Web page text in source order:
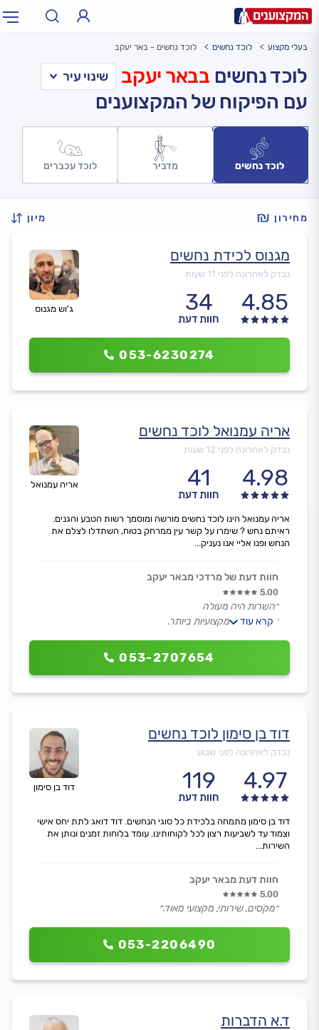
תחום
עירעיר: תל אביב, חיפה…
בעלי מקצוע לוכד נחשים לוכד נחשים - באר יעקב
לוכד נחשים בבאר יעקב
עם הפיקוח של המקצוענים
לוכד נחשים מדביר לוכד עכברים
מחירון מיון
ג'וש מגנוס
מגנוס לכידת נחשים
נבדק לאחרונה לפני 11 שעות
4.85
34
חוות דעת
053-6230274
אריה עמנואל
אריה עמנואל לוכד נחשים
נבדק לאחרונה לפני 12 שעות
4.98
41
חוות דעת
053-2707654
אריה עמנואל הינו לוכד נחשים מורשה ומוסמך רשות הטבע והגנים.
ראיתם נחש ? שימרו על קשר עין ממרחק בטוח, השתדלו לצלם את
הנחש ופנו אליי אנו נעניק...
חוות דעת של מרדכי מבאר יעקב
5.00
״השרות היה מעולה
עשה עבודה מקצועיות ביותר.
קרא עוד
דוד בן סימון
דוד בן סימון לוכד נחשים
נבדק לאחרונה לפני שבוע
4.97
119
חוות דעת
053-2206490
דוד בן סימון מתמחה בלכידת כל סוגי הנחשים. דוד דואג לתת יחס אישי
וצמוד עד לשביעות רצון לכל לקוחותינו. עומד בלוחות זמנים ונותן את
השירות...
חוות דעת מבאר יעקב
5.00
״מקסים, שירותי, מקצועי מאוד.״
ד.א הדברות